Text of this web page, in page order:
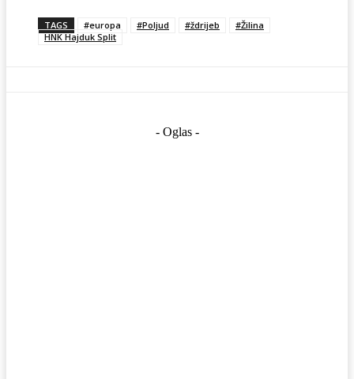
TAGS #europa #Poljud #ždrijeb
#Žilina
HNK Hajduk Split
- Oglas -